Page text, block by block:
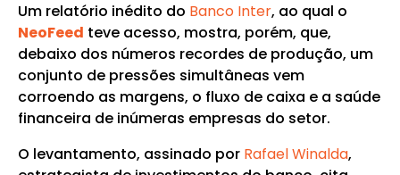
Um relatório inédito do Banco Inter, ao qual o
NeoFeed teve acesso, mostra, porém, que,
debaixo dos números recordes de produção, um
conjunto de pressões simultâneas vem
corroendo as margens, o fluxo de caixa e a saúde
financeira de inúmeras empresas do setor.
O levantamento, assinado por Rafael Winalda,